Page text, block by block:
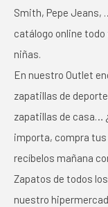
Smith, Pepe Jeans,
catálogo online
niñas.
En nuestro Outlet
zapatillas de
zapatillas de casa…
importa, compra
recíbelos mañana
Zapatos de todos
nuestro